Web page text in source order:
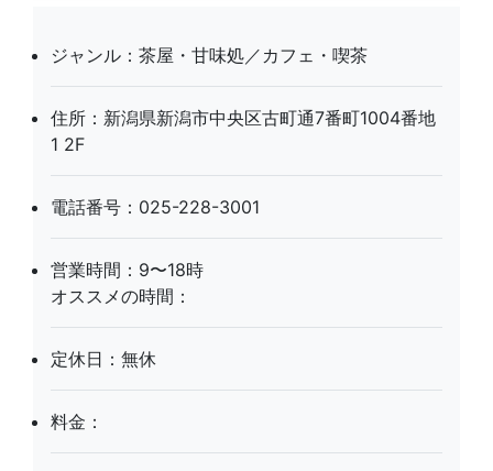
ジャンル：茶屋・甘味処／カフェ・喫茶
住所：新潟県新潟市中央区古町通7番町1004番地
1 2F
電話番号：025-228-3001
営業時間：9〜18時
オススメの時間：
定休日：無休
料金：